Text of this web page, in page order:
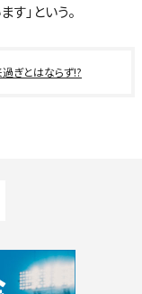
」という。
ぎとはならず!?